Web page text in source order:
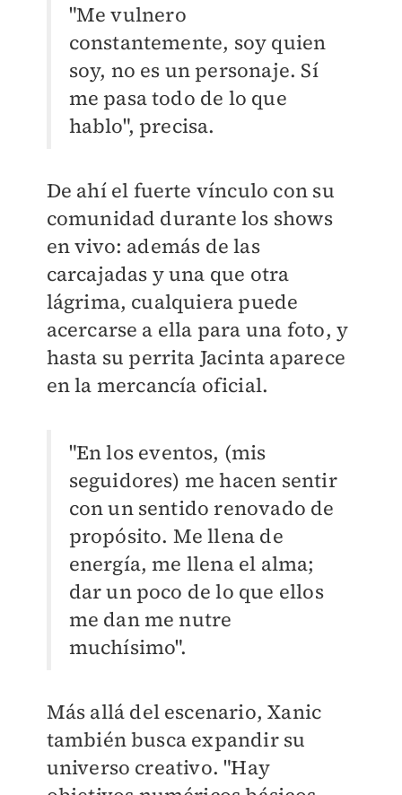
"Me vulnero
constantemente, soy quien
soy, no es un personaje. Sí
me pasa todo de lo que
hablo", precisa.
De ahí el fuerte vínculo con su
comunidad durante los shows
en vivo: además de las
carcajadas y una que otra
lágrima, cualquiera puede
acercarse a ella para una foto, y
hasta su perrita Jacinta aparece
en la mercancía oficial.
"En los eventos, (mis
seguidores) me hacen sentir
con un sentido renovado de
propósito. Me llena de
energía, me llena el alma;
dar un poco de lo que ellos
me dan me nutre
muchísimo".
Más allá del escenario, Xanic
también busca expandir su
universo creativo. "Hay